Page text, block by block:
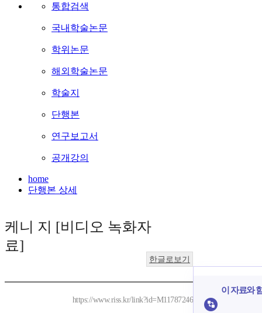
통합검색
국내학술논문
학위논문
해외학술논문
학술지
단행본
연구보고서
공개강의
home
단행본 상세
케니 지 [비디오 녹화자
료]
한글로보기
https://www.riss.kr/link?id=M11787246
이 자료와